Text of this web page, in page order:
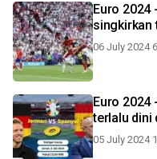
Euro 2024
singkirkan
06 July 2024
Euro 2024
terlalu dini
05 July 2024